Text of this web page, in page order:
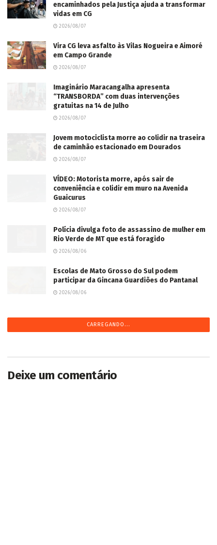
encaminhados pela Justiça ajuda a transformar
vidas em CG
2026/08/07
Vira CG leva asfalto às Vilas Nogueira e Aimoré
em Campo Grande
2026/08/07
Imaginário Maracangalha apresenta
“TRANSBORDA” com duas intervenções
gratuitas na 14 de Julho
2026/08/07
Jovem motociclista morre ao colidir na traseira
de caminhão estacionado em Dourados
2026/08/07
VÍDEO: Motorista morre, após sair de
conveniência e colidir em muro na Avenida
Guaicurus
2026/08/07
Polícia divulga foto de assassino de mulher em
Rio Verde de MT que está foragido
2026/08/06
Escolas de Mato Grosso do Sul podem
participar da Gincana Guardiões do Pantanal
2026/08/06
CARREGANDO...
Deixe um comentário